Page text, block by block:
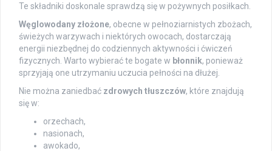
Te składniki doskonale sprawdzą się w pożywnych posiłkach.
Węglowodany złożone, obecne w pełnoziarnistych zbożach,
świeżych warzywach i niektórych owocach, dostarczają
energii niezbędnej do codziennych aktywności i ćwiczeń
fizycznych. Warto wybierać te bogate w błonnik, ponieważ
sprzyjają one utrzymaniu uczucia pełności na dłużej.
Nie można zaniedbać zdrowych tłuszczów, które znajdują
się w:
orzechach,
nasionach,
awokado,